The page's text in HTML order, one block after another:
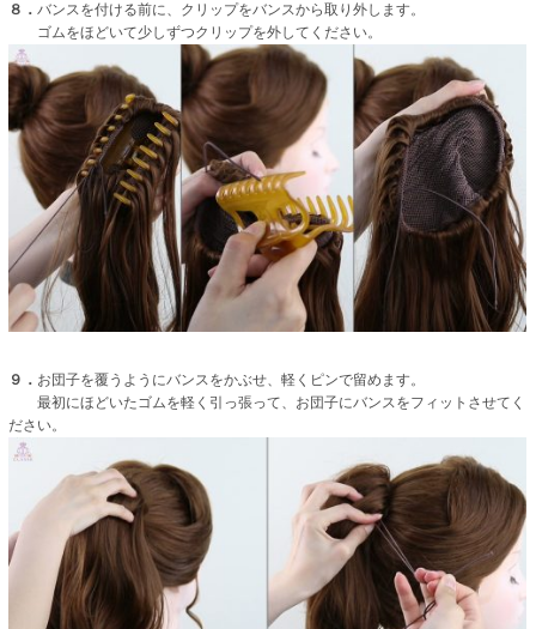
８．バンスを付ける前に、クリップをバンスから取り外します。
ゴムをほどいて少しずつクリップを外してください。
９． お団子を覆うようにバンスをかぶせ、軽くピンで留めます。
最初にほどいたゴムを軽く引っ張って、お団子にバンスをフィットさせてく
ださい。